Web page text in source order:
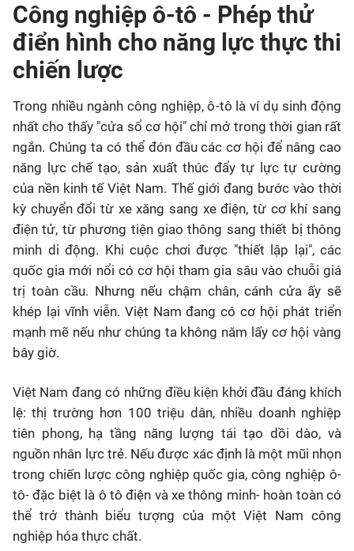
Công nghiệp ô-tô - Phép thử
điển hình cho năng lực thực thi
chiến lược
Trong nhiều ngành công nghiệp, ô-tô là ví dụ sinh động
nhất cho thấy "cửa sổ cơ hội" chỉ mở trong thời gian rất
ngắn. Chúng ta có thể đón đầu các cơ hội để nâng cao
năng lực chế tạo, sản xuất thúc đẩy tự lực tự cường
của nền kinh tế Việt Nam. Thế giới đang bước vào thời
kỳ chuyển đổi từ xe xăng sang xe điện, từ cơ khí sang
điện tử, từ phương tiện giao thông sang thiết bị thông
minh di động. Khi cuộc chơi được "thiết lập lại", các
quốc gia mới nổi có cơ hội tham gia sâu vào chuỗi giá
trị toàn cầu. Nhưng nếu chậm chân, cánh cửa ấy sẽ
khép lại vĩnh viễn. Việt Nam đang có cơ hội phát triển
mạnh mẽ nếu như chúng ta không năm lấy cơ hội vàng
bây giờ.
Việt Nam đang có những điều kiện khởi đầu đáng khích
lệ: thị trường hơn 100 triệu dân, nhiều doanh nghiệp
tiên phong, hạ tầng năng lượng tái tạo dồi dào, và
nguồn nhân lực trẻ. Nếu được xác định là một mũi nhọn
trong chiến lược công nghiệp quốc gia, công nghiệp ô-
tô- đặc biệt là ô tô điện và xe thông minh- hoàn toàn có
thể trở thành biểu tượng của một Việt Nam công
nghiệp hóa thực chất.